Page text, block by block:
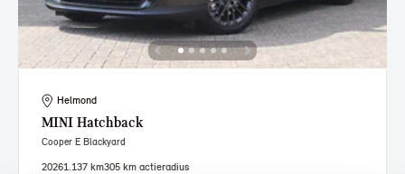
Helmond
MINI Hatchback
Cooper E Blackyard
20261.137 km305 km actieradius